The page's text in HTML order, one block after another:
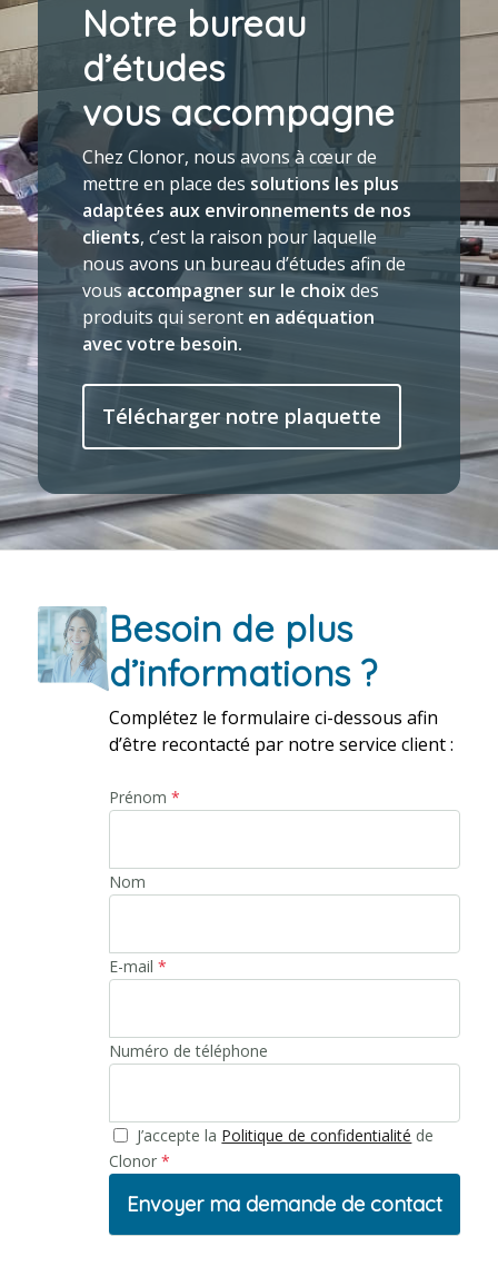
Notre bureau
d’études
vous accompagne
Chez Clonor, nous avons à cœur de
mettre en place des solutions les plus
adaptées aux environnements de nos
clients, c’est la raison pour laquelle
nous avons un bureau d’études afin de
vousaccompagner sur le choixdes
produits qui seront en adéquation
avec votre besoin.
Télécharger notre plaquette
Besoin de plus
d’informations ?
Complétez le formulaire ci-dessous afin
d’être recontacté par notre service client :
Envoyez-nous un mail
Prénom*
Nom
E-mail*
Numéro de téléphone
J’accepte la Politique de confidentialité de
Clonor*